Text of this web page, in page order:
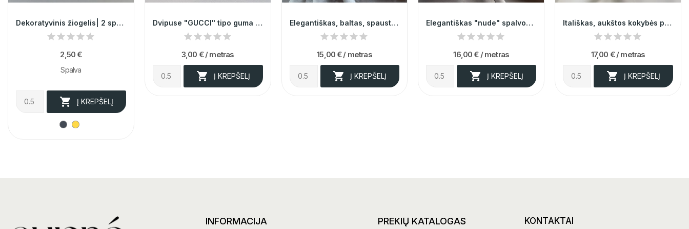
Dekoratyvinis žiogelis| 2 spalvos 012010
2,50 €
Spalva
 Į KREPŠELĮ
Dvipuse "GUCCI" tipo guma 4cm 013617
3,00 € / metras
 Į KREPŠELĮ
Elegantiškas, baltas, spausto rašto šifonas
15,00 €/ metras
 Į KREPŠELĮ
Elegantiškas "nude" spalvos atlasas 010769
16,00 € / metras
 Į KREPŠELĮ
Itališkas, aukštos kokybės pieno spalvos krepas...
17,00 € / metras
 Į KREPŠELĮ
INFORMACIJA PREKIŲ KATALOGAS KONTAKTAI